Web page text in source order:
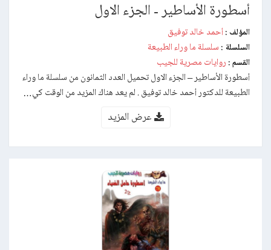
أسطورة الأساطير - الجزء الاول
المؤلف : أحمد خالد توفيق
السلسلة : سلسلة ما وراء الطبيعة
القسم : روايات مصرية للجيب
أسطورة الأساطير – الجزء الاول تحميل العدد الثمانون من سلسلة ما وراء
الطبيعة للدكتور أحمد خالد توفيق . لم يعد هناك المزيد من الوقت كي…
عرض المزيد